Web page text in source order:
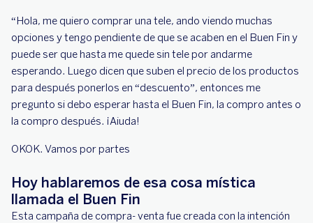
“Hola, me quiero comprar una tele, ando viendo muchas
opciones y tengo pendiente de que se acaben en el Buen Fin y
puede ser que hasta me quede sin tele por andarme
esperando. Luego dicen que suben el precio de los productos
para después ponerlos en “descuento”, entonces me
pregunto si debo esperar hasta el Buen Fin, la compro antes o
la compro después. ¡Aiuda!
OKOK. Vamos por partes
Hoy hablaremos de esa cosa mística
llamada el Buen Fin
Esta campaña de compra- venta fue creada con la intención